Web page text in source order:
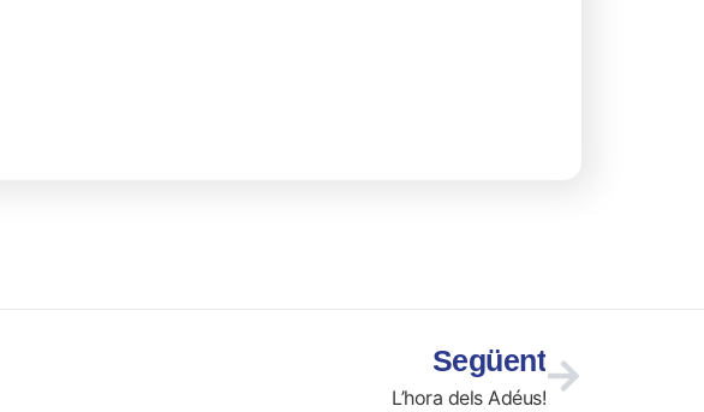
Següent
L’hora dels Adéus!